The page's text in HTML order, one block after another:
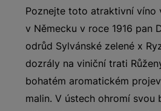
Poznejte toto atraktivní víno
v Německu v roce 1916 pan
odrůd Sylvánské zelené x
dozrály na viniční trati
bohatém aromatickém
malin. V ústech ohromí